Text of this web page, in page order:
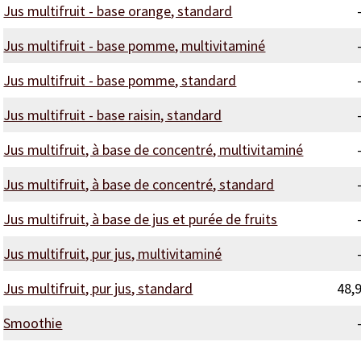
Jus multifruit - base orange, standard
-
Jus multifruit - base pomme, multivitaminé
-
Jus multifruit - base pomme, standard
-
Jus multifruit - base raisin, standard
-
Jus multifruit, à base de concentré, multivitaminé
-
Jus multifruit, à base de concentré, standard
-
Jus multifruit, à base de jus et purée de fruits
-
Jus multifruit, pur jus, multivitaminé
-
Jus multifruit, pur jus, standard
48,9
Smoothie
-